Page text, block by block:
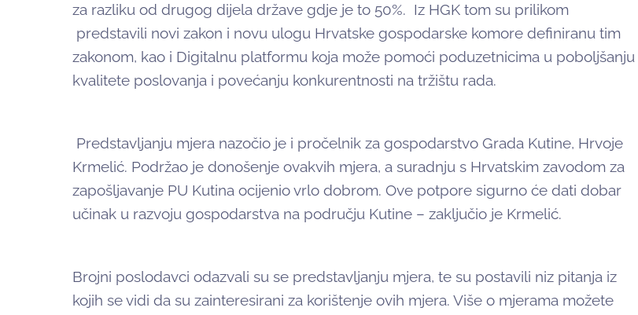
za razliku od drugog dijela države gdje je to 50%. Iz HGK tom su prilikom
predstavili novi zakon i novu ulogu Hrvatske gospodarske komore definiranu tim
zakonom, kao i Digitalnu platformu koja može pomoći poduzetnicima u poboljšanju
kvalitete poslovanja i povećanju konkurentnosti na tržištu rada.
Predstavljanju mjera nazočio je i pročelnik za gospodarstvo Grada Kutine, Hrvoje
Krmelić. Podržao je donošenje ovakvih mjera, a suradnju s Hrvatskim zavodom za
zapošljavanje PU Kutina ocijenio vrlo dobrom. Ove potpore sigurno će dati dobar
učinak u razvoju gospodarstva na području Kutine – zaključio je Krmelić.
Brojni poslodavci odazvali su se predstavljanju mjera, te su postavili niz pitanja iz
kojih se vidi da su zainteresirani za korištenje ovih mjera. Više o mjerama možete